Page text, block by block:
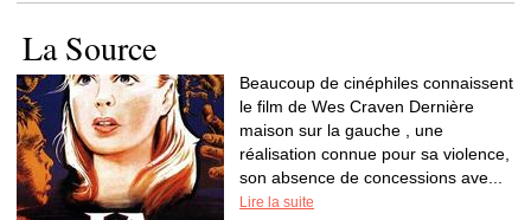
La Source
Beaucoup de cinéphiles connaissent
le film de Wes Craven Dernière
maison sur la gauche , une
réalisation connue pour sa violence,
son absence de concessions ave...
Lire la suite